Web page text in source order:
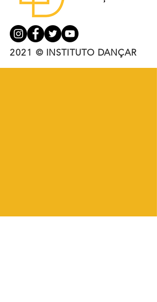
2021 © INSTITUTO DANÇAR